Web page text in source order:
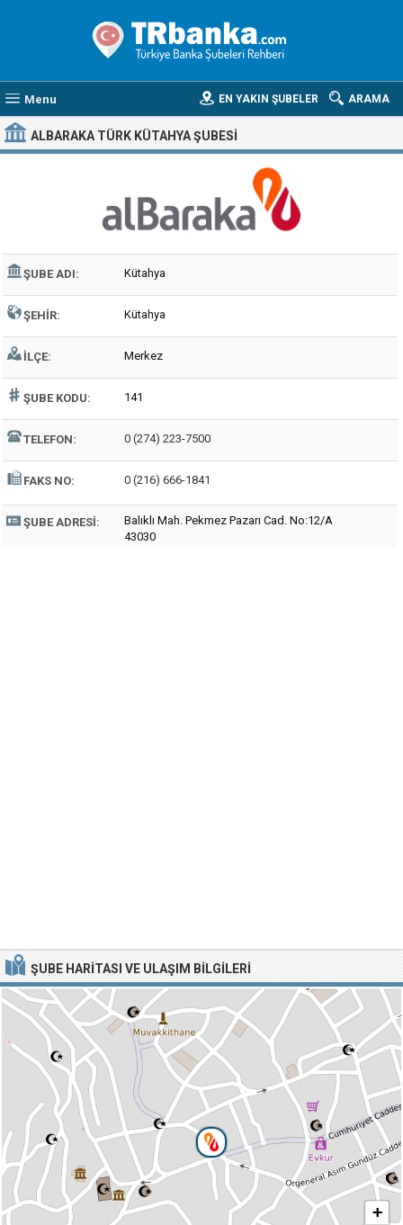
Menu ARAMA
EN YAKIN ŞUBELER
ALBARAKA TÜRK KÜTAHYA ŞUBESI
ŞUBE ADI: Kütahya
ŞEHIR: Kütahya
İLÇE: Merkez
ŞUBE KODU: 141
TELEFON: 0 (274) 223-7500
FAKS NO: 0 (216) 666-1841
ŞUBE ADRESI:
Balıklı Mah. Pekmez Pazarı Cad. No:12/A
43030
ŞUBE HARITASI VE ULAŞIM BILGILERI
+